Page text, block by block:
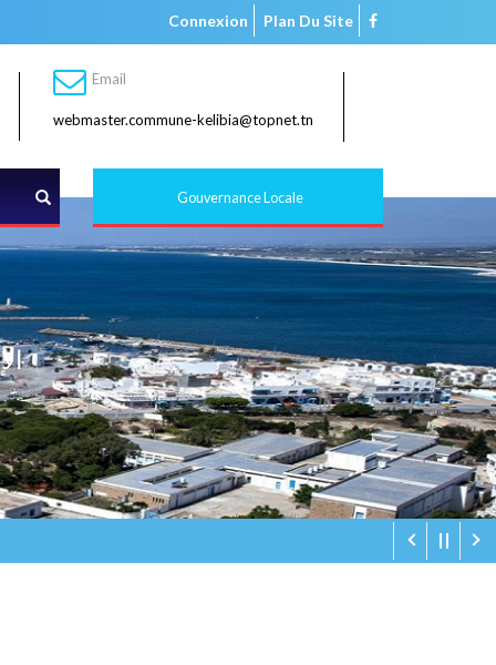
Connexion Plan Du Site
Email
webmaster.commune-kelibia@topnet.tn
Rechercher Gouvernance Locale